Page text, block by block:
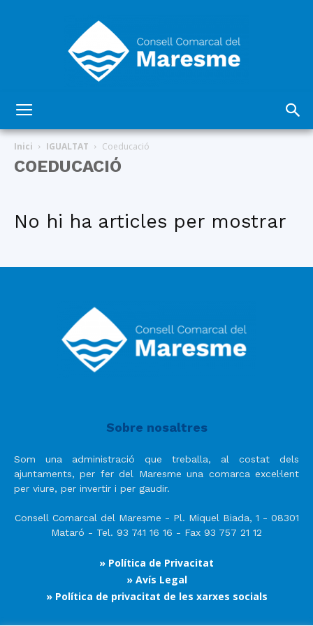
Inici IGUALTAT Coeducació
COEDUCACIÓ
No hi ha articles per mostrar
Sobre nosaltres
Som una administració que treballa, al costat dels
ajuntaments, per fer del Maresme una comarca excel·lent
per viure, per invertir i per gaudir.
Consell Comarcal del Maresme - Pl. Miquel Biada, 1 - 08301
Mataró - Tel. 93 741 16 16 - Fax 93 757 21 12
» Política de Privacitat
» Avís Legal
» Política de privacitat de les xarxes socials